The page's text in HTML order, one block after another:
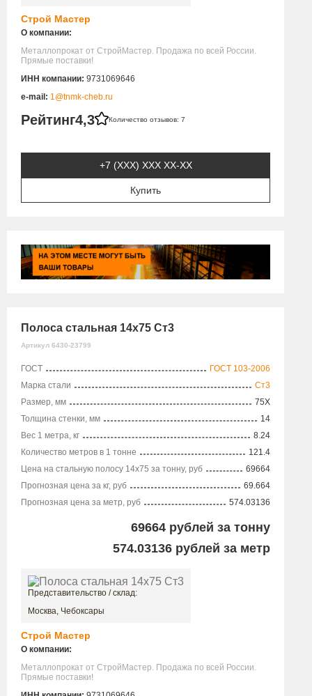
Строй Мастер
О компании:
Металлопрокат от СтройМастер. Продажа по всей России.
Прямые поставки!
ИНН компании: 9731069646
e-mail: 1@tnmk-cheb.ru
Рейтинг4,3 Количество отзывов: 7
+7 (XXX) ХХХ ХХ-ХХ
Купить
Полоса стальная 14х75 Ст3
Артикул 6430-23799
ГОСТ
ГОСТ 103-2006
Марка стали
Ст3
Размер, мм
75X
Толщина стенки, мм
14
Вес 1 метра, кг
8.24
Количество метров в 1 тонне
121.4
Цена на стальную полосу 14х75 за тонну, руб
69664
Прогнозная цена за кг, руб
69.664
Прогнозная цена за метр, руб
574.03136
69664 рублей за тонну
574.03136 рублей за метр
Представительство / склад:
Москва, Чебоксары
Строй Мастер
О компании:
Металлопрокат от СтройМастер. Продажа по всей России.
Прямые поставки!